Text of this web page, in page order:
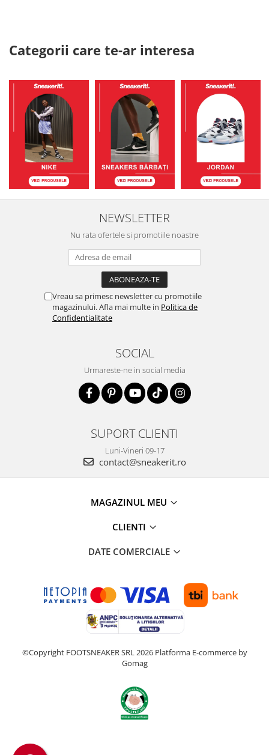
Categorii care te-ar interesa
NEWSLETTER
Nu rata ofertele si promotiile noastre
Vreau sa primesc newsletter cu promotiile
magazinului. Afla mai multe in Politica de
Confidentialitate
SOCIAL
Urmareste-ne in social media
SUPORT CLIENTI
Luni-Vineri 09-17
contact@sneakerit.ro
MAGAZINUL MEU
CLIENTI
DATE COMERCIALE
©Copyright FOOTSNEAKER SRL 2026 Platforma E-commerce by
Gomag